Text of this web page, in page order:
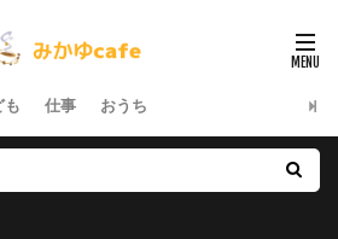
も 仕事 おうち